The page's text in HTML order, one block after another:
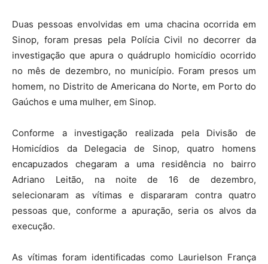
Duas pessoas envolvidas em uma chacina ocorrida em
Sinop, foram presas pela Polícia Civil no decorrer da
investigação que apura o quádruplo homicídio ocorrido
no mês de dezembro, no município. Foram presos um
homem, no Distrito de Americana do Norte, em Porto do
Gaúchos e uma mulher, em Sinop.
Conforme a investigação realizada pela Divisão de
Homicídios da Delegacia de Sinop, quatro homens
encapuzados chegaram a uma residência no bairro
Adriano Leitão, na noite de 16 de dezembro,
selecionaram as vítimas e dispararam contra quatro
pessoas que, conforme a apuração, seria os alvos da
execução.
As vítimas foram identificadas como Laurielson França